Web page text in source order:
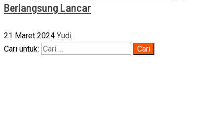
Berlangsung Lancar
21 Maret 2024 Yudi
Cari untuk: